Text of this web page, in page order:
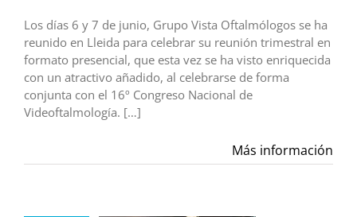
Los días 6 y 7 de junio, Grupo Vista Oftalmólogos se ha
reunido en Lleida para celebrar su reunión trimestral en
formato presencial, que esta vez se ha visto enriquecida
con un atractivo añadido, al celebrarse de forma
conjunta con el 16º Congreso Nacional de
Videoftalmología. […]
Más información